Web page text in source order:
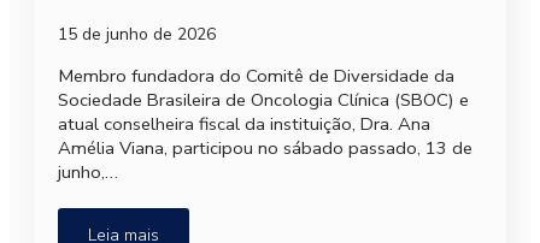
15 de junho de 2026
Membro fundadora do Comitê de Diversidade da
Sociedade Brasileira de Oncologia Clínica (SBOC) e
atual conselheira fiscal da instituição, Dra. Ana
Amélia Viana, participou no sábado passado, 13 de
junho,…
Leia mais